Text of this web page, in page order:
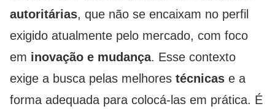
autoritárias, que não se encaixam no perfil
exigido atualmente pelo mercado, com foco
em inovação e mudança. Esse contexto
exige a busca pelas melhores técnicas e a
forma adequada para colocá-las em prática. É